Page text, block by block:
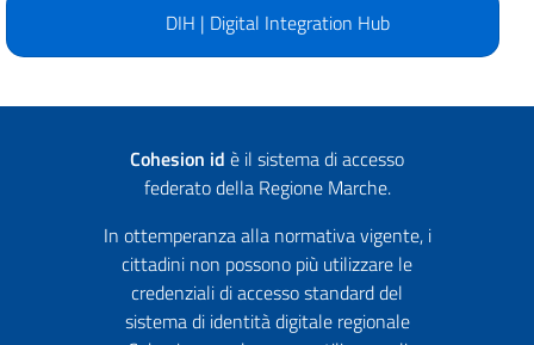
DIH | Digital Integration Hub
Cohesion id è il sistema di accesso
federato della Regione Marche.
In ottemperanza alla normativa vigente, i
cittadini non possono più utilizzare le
credenziali di accesso standard del
sistema di identità digitale regionale